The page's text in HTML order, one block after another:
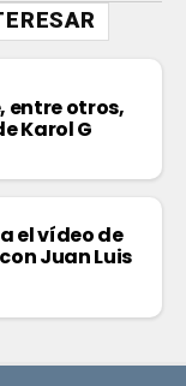
entre otros,
Karol G
el vídeo de
Juan Luis